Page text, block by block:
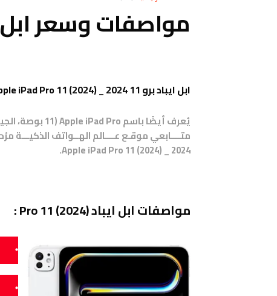
مواصفات وسعر ابل iPad Pro 11 (2024)
ابل ايباد برو 11 2024 _ Apple iPad Pro 11 (2024)
يُعرف أيضًا باسم Apple iPad Pro (11 بوصة، الجيل الخامس)، الإصدارات: A2837, A3006.
2024 _ Apple iPad Pro 11 (2024).
مواصفات ابل ايباد Pro 11 (2024) :